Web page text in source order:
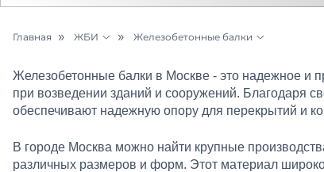
Главная
ЖБИ
Цементный раствор
Песок
Железобетонные балки
Непроходные каналы ЖБИ
Трубы ЖБИ
Асбестоцементные трубы
Железобетонные балки в Москве - это надежное и
при возведении зданий и сооружений. Благодаря
обеспечивают надежную опору для перекрытий и
В городе Москва можно найти крупные
различных размеров и форм. Этот материал